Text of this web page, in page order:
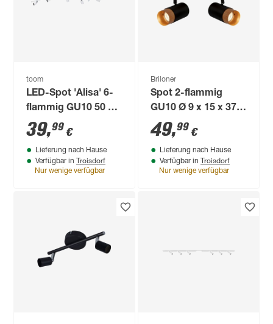
toom
LED-Spot 'Alisa' 6-
flammig GU10 50 W
119 x 12 cm
39,99 €
Lieferung nach Hause
Verfügbar in Troisdorf
Nur wenige verfügbar
Briloner
Spot 2-flammig
GU10 Ø 9 x 15 x 37
cm
49,99 €
Lieferung nach Hause
Verfügbar in Troisdorf
Nur wenige verfügbar